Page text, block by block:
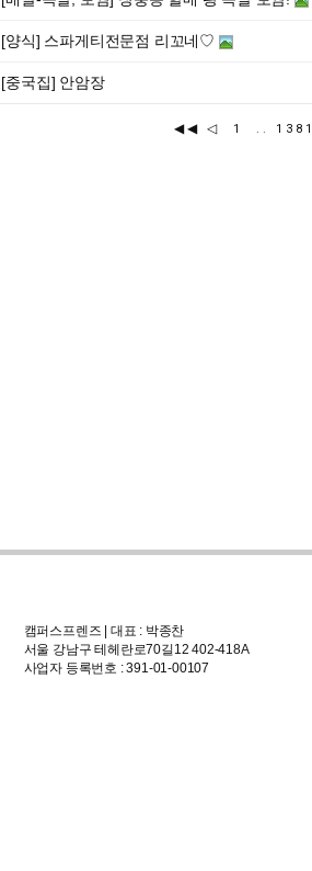
[양식] 스파게티전문점 리꼬네♡
[중국집] 안암장
◀◀ ◁ 1 ..
캠퍼스프렌즈 | 대표 : 박종찬
서울 강남구 테헤란로70길12 402-418A
사업자 등록번호 : 391-01-00107